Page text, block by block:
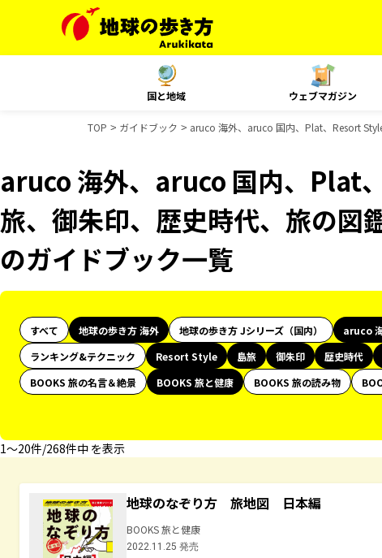
国と地域 ウェブマガジン
TOP ガイドブック aruco 海外、aruco 国内、Plat、Resort
aruco 海外、aruco 国内、Plat
旅、御朱印、歴史時代、旅の図
のガイドブック一覧
すべて 地球の歩き方 海外 地球の歩き方 Jシリーズ（国内） aruco
ランキング&テクニック
Resort Style 島旅 御朱印 歴史時代
BOOKS 旅の名言＆絶景
BOOKS 旅と健康 BOOKS 旅の読み物
1〜20件/268件中 を表示
地球のなぞり方 旅地図 日本編
BOOKS 旅と健康
2022.11.25 発売